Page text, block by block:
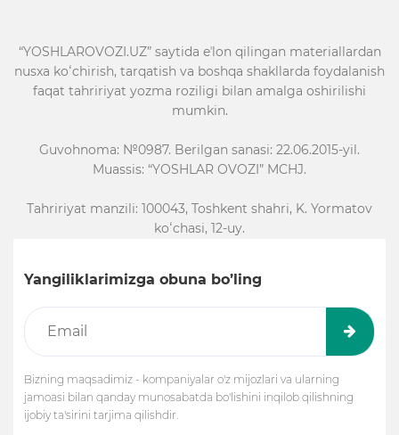
“YOSHLAROVOZI.UZ” saytida eʼlon qilingan materiallardan
nusxa koʻchirish, tarqatish va boshqa shakllarda foydalanish
faqat tahririyat yozma roziligi bilan amalga oshirilishi
mumkin.
Guvohnoma: №0987. Berilgan sanasi: 22.06.2015-yil.
Muassis: “YOSHLAR OVOZI” MCHJ.
Tahririyat manzili: 100043, Toshkent shahri, K. Yormatov
koʻchasi, 12-uy.
Yangiliklarimizga obuna bo’ling
Bizning maqsadimiz - kompaniyalar o'z mijozlari va ularning
jamoasi bilan qanday munosabatda bo'lishini inqilob qilishning
ijobiy ta'sirini tarjima qilishdir.